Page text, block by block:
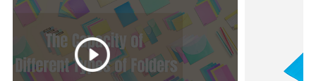
Bahasa Indonesia
Italiano
日本語